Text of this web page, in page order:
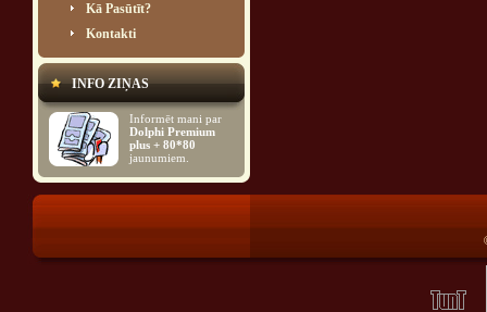
Kā Pasūtīt?
Kontakti
INFO ZIŅAS
Informēt mani par
Dolphi Premium
plus + 80*80
jaunumiem.